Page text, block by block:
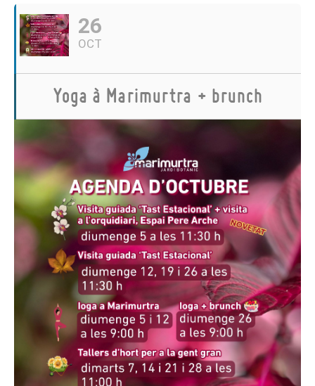
26
OCT
Yoga à Marimurtra + brunch